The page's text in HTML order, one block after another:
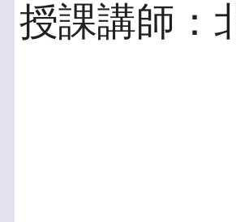
授課講師：